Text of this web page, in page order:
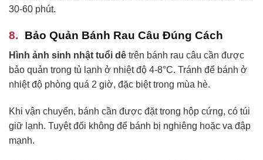
30-60 phút.
Bảo Quản Bánh Rau Câu Đúng Cách
Hình ảnh sinh nhật tuổi dê trên bánh rau câu cần được
bảo quản trong tủ lạnh ở nhiệt độ 4-8°C. Tránh để bánh ở
nhiệt độ phòng quá 2 giờ, đặc biệt trong mùa hè.
Khi vận chuyển, bánh cần được đặt trong hộp cứng, có túi
giữ lạnh. Tuyệt đối không để bánh bị nghiêng hoặc va đập
mạnh.